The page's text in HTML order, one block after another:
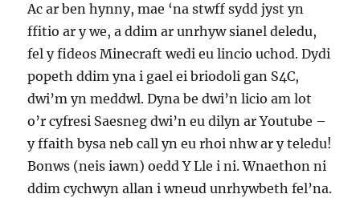
Ac ar ben hynny, mae ‘na stwff sydd jyst yn
ffitio ar y we, a ddim ar unrhyw sianel deledu,
fel y fideos Minecraft wedi eu lincio uchod. Dydi
popeth ddim yna i gael ei briodoli gan S4C,
dwi’m yn meddwl. Dyna be dwi’n licio am lot
o’r cyfresi Saesneg dwi’n eu dilyn ar Youtube –
y ffaith bysa neb call yn eu rhoi nhw ar y teledu!
Bonws (neis iawn) oedd Y Lle i ni. Wnaethon ni
ddim cychwyn allan i wneud unrhywbeth fel’na.